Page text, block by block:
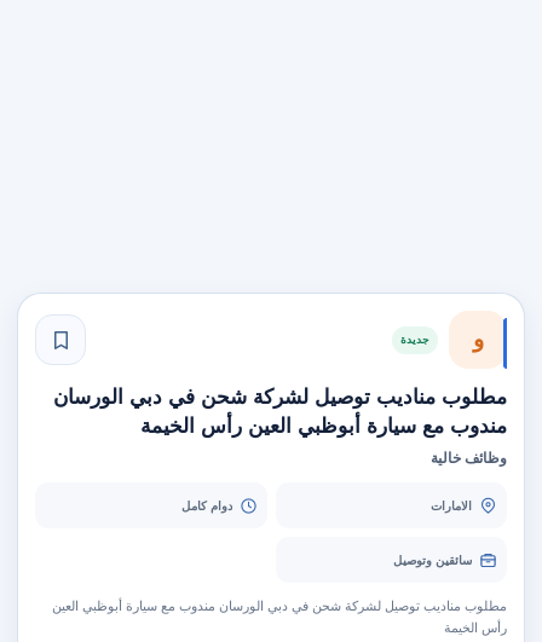
و جديدة
مطلوب مناديب توصيل لشركة شحن في دبي الورسان
مندوب مع سيارة أبوظبي العين رأس الخيمة
وظائف خالية
الامارات دوام كامل
سائقين وتوصيل
مطلوب مناديب توصيل لشركة شحن في دبي الورسان مندوب مع سيارة أبوظبي العين
رأس الخيمة